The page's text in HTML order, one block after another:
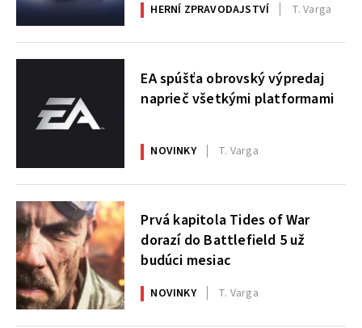
HERNÍ ZPRAVODAJSTVÍ T. Varga
EA spúšťa obrovský výpredaj
naprieč všetkými platformami
NOVINKY T. Varga
Prvá kapitola Tides of War
dorazí do Battlefield 5 už
budúci mesiac
NOVINKY T. Varga